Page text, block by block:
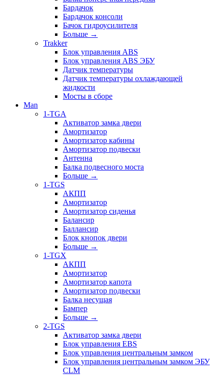
Бардачок
Бардачок консоли
Бачок гидроусилителя
Больше →
Trakker
Блок управления ABS
Блок управления ABS ЭБУ
Датчик температуры
Датчик температуры охлаждающей
жидкости
Мосты в сборе
Man
1-TGA
Активатор замка двери
Амортизатор
Амортизатор кабины
Амортизатор подвески
Антенна
Балка подвесного моста
Больше →
1-TGS
АКПП
Амортизатор
Амортизатор сиденья
Балансир
Баллансир
Блок кнопок двери
Больше →
1-TGX
АКПП
Амортизатор
Амортизатор капота
Амортизатор подвески
Балка несущая
Бампер
Больше →
2-TGS
Активатор замка двери
Блок управления EBS
Блок управления центральным замком
Блок управления центральным замком ЭБУ
CLM